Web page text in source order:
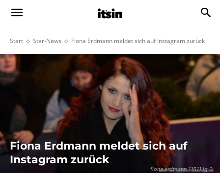
Start Star-News Fiona Erdmann meldet sich auf Instagram zurück
fiona erdmann 11511 lg 0
Fiona Erdmann meldet sich auf
Instagram zurück